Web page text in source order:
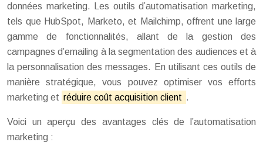
données marketing. Les outils d’automatisation marketing,
tels que HubSpot, Marketo, et Mailchimp, offrent une large
gamme de fonctionnalités, allant de la gestion des
campagnes d’emailing à la segmentation des audiences et à
la personnalisation des messages. En utilisant ces outils de
manière stratégique, vous pouvez optimiser vos efforts
marketing et réduire coût acquisition client .
Voici un aperçu des avantages clés de l’automatisation
marketing :